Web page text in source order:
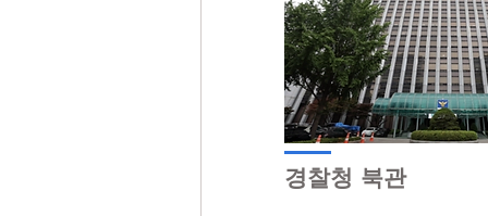
경찰청 북관